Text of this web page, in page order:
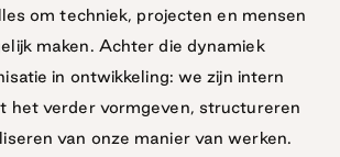
Finance
om techniek, projecten en mensen
maken. Achter die dynamiek
in ontwikkeling: we zijn intern
het verder vormgeven, structureren
van onze manier van werken.